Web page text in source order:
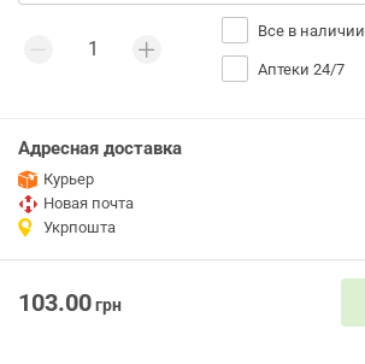
Все в наличии
Аптеки 24/7
Адресная доставка
Курьер
Новая почта
Укрпошта
103.00грн